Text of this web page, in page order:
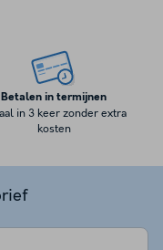
Betalen in termijnen
in 3 keer zonder extra
kosten